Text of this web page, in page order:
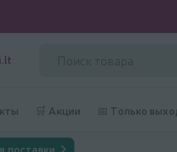
🛒 Акции 📅 Только
доставки